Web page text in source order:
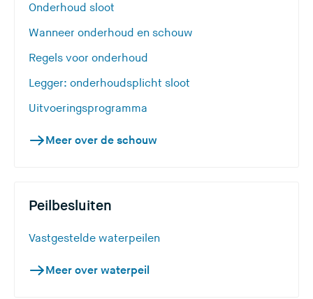
Onderhoud sloot
Wanneer onderhoud en schouw
Regels voor onderhoud
Legger: onderhoudsplicht sloot
Uitvoeringsprogramma
Meer over de schouw
Peilbesluiten
Vastgestelde waterpeilen(
Meer over waterpeil